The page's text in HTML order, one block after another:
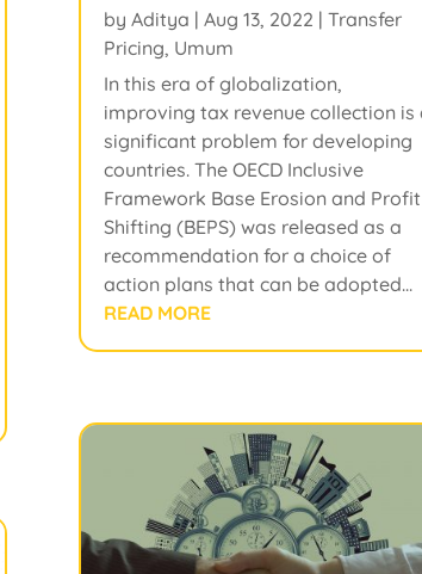
by Aditya | Aug 13, 2022 | Transfer
Pricing, Umum
In this era of globalization,
improving tax revenue collection is
significant problem for developing
countries. The OECD Inclusive
Framework Base Erosion and Profit
Shifting (BEPS) was released as a
recommendation for a choice of
action plans that can be adopted...
READ MORE